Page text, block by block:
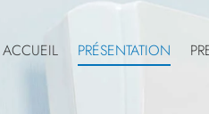
ACCUEIL PRÉSENTATION